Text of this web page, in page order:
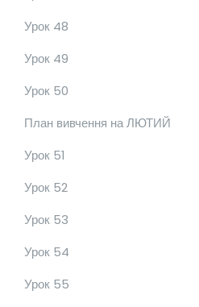
Урок 48
Урок 49
Урок 50
План вивчення на ЛЮТИЙ
Урок 51
Урок 52
Урок 53
Урок 54
Урок 55